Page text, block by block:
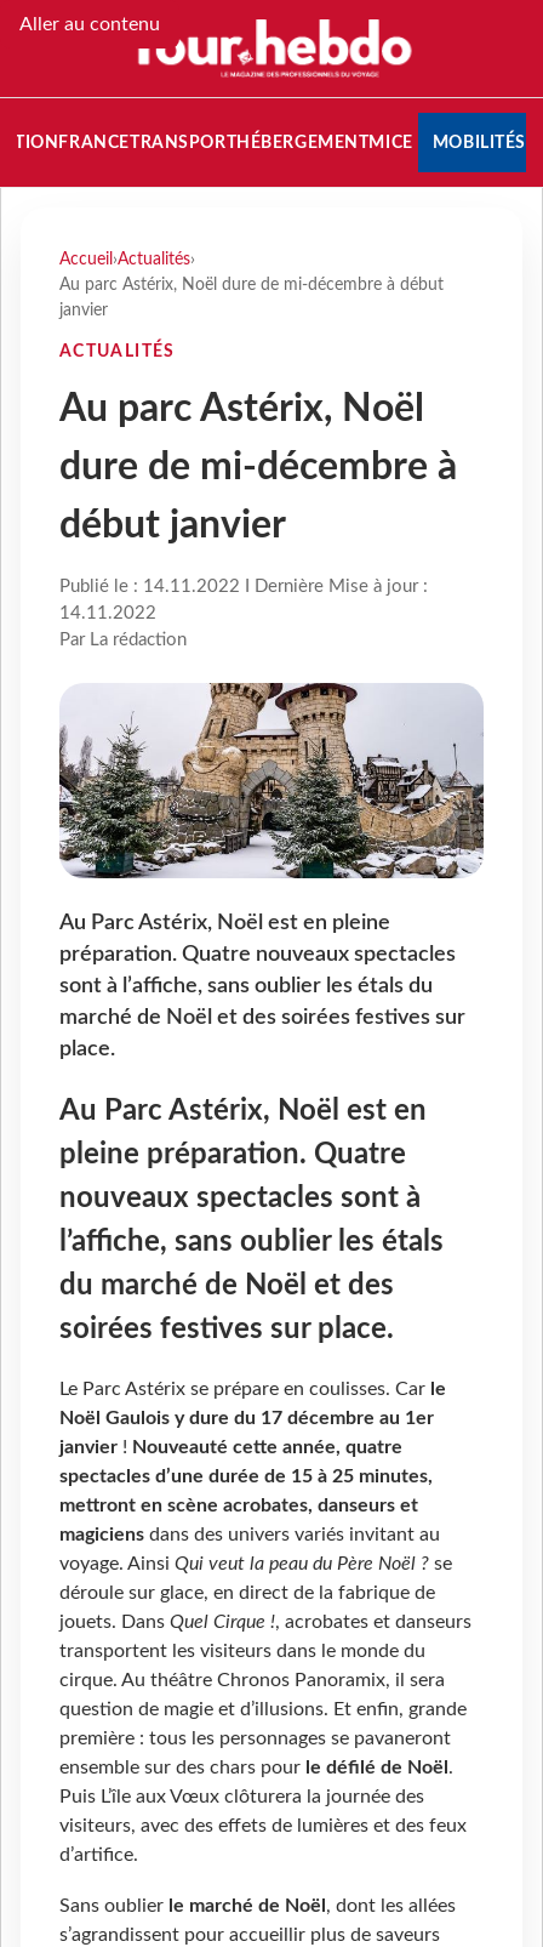
Aller au contenu
FRANCETRANSPORT HÉBERGEMENTMICE MOBILITÉS
Accueil ›Actualités›
Au parc Astérix, Noël dure de mi-décembre à début
janvier
ACTUALITÉS
Au parc Astérix, Noël
dure de mi-décembre à
début janvier
Publié le : 14.11.2022 I Dernière Mise à jour :
14.11.2022
Par La rédaction
Au Parc Astérix, Noël est en pleine
préparation. Quatre nouveaux spectacles
sont à l’affiche, sans oublier les étals du
marché de Noël et des soirées festives sur
place.
Au Parc Astérix, Noël est en
pleine préparation. Quatre
nouveaux spectacles sont à
l’affiche, sans oublier les étals
du marché de Noël et des
soirées festives sur place.
Le Parc Astérix se prépare en coulisses. Car le
Noël Gaulois ydure du 17 décembre au 1er
janvier ! Nouveauté cette année, quatre
spectacles d’une durée de 15 à 25 minutes,
mettront en scène acrobates, danseurs et
magiciens dans des univers variés invitant au
voyage. Ainsi Qui veut la peau du Père Noël ? se
déroule sur glace, en direct de la fabrique de
jouets. Dans Quel Cirque !, acrobates et danseurs
transportent les visiteurs dans le monde du
cirque. Au théâtre Chronos Panoramix, il sera
question de magie et d’illusions. Et enfin, grande
première : tous les personnages se pavaneront
ensemble sur des chars pour le défilé de Noël .
Puis L’île aux Vœux clôturera la journée des
visiteurs, avec des effets de lumières et des feux
d’artifice.
Sans oublier le marché de Noël , dont les allées
s’agrandissent pour accueillir plus de saveurs